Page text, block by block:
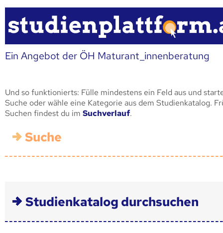
Ein Angebot der ÖH Maturant_innenberatung
Und so funktionierts: Fülle mindestens ein Feld aus und
Suche oder wähle eine Kategorie aus dem Studienkatalog.
Suchen findest du im Suchverlauf.
Suche
Studienkatalog durchsuchen